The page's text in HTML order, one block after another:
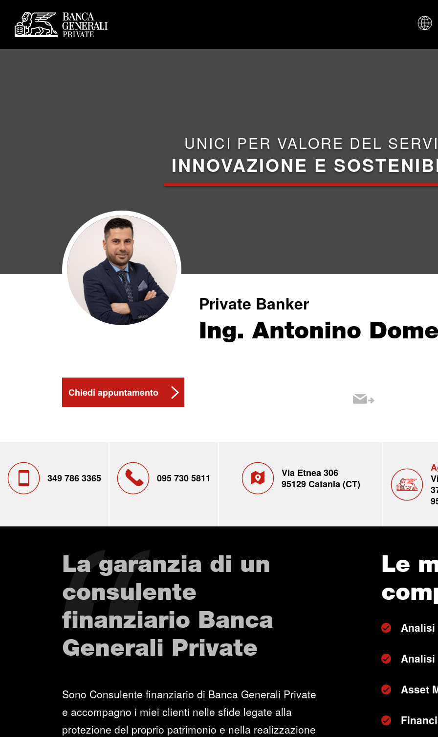
UNICI PER VALORE DEL
INNOVAZIONE E
Private Banker
Ing. Antonino
Chiedi appuntamento
349 786 3365 095 730 5811
Via Etnea 306
95129 Catania (CT)
La garanzia di un
consulente
finanziario Banca
Generali Private
Sono Consulente finanziario di Banca Generali Private
e accompagno i miei clienti nelle sfide legate alla
protezione del proprio patrimonio e nella realizzazione
Le
Analisi
Asset